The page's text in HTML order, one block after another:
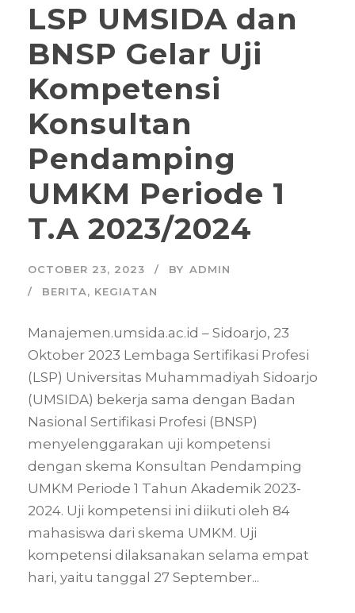
LSP UMSIDA dan
BNSP Gelar Uji
Kompetensi
Konsultan
Pendamping
UMKM Periode 1
T.A 2023/2024
OCTOBER 23, 2023 BY ADMIN
BERITA, KEGIATAN
Manajemen.umsida.ac.id – Sidoarjo, 23
Oktober 2023 Lembaga Sertifikasi Profesi
(LSP) Universitas Muhammadiyah Sidoarjo
(UMSIDA) bekerja sama dengan Badan
Nasional Sertifikasi Profesi (BNSP)
menyelenggarakan uji kompetensi
dengan skema Konsultan Pendamping
UMKM Periode 1 Tahun Akademik 2023-
2024. Uji kompetensi ini diikuti oleh 84
mahasiswa dari skema UMKM. Uji
kompetensi dilaksanakan selama empat
hari, yaitu tanggal 27 September...